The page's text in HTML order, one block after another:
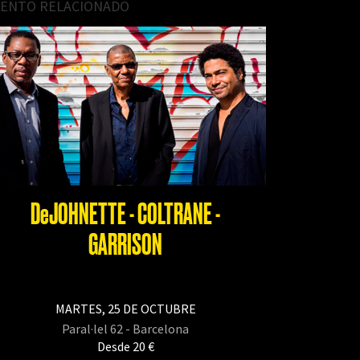
RELACIONADO
DeJOHNETTE - COLTRANE -
GARRISON
MARTES, 25 DE OCTUBRE
Paral·lel 62 - Barcelona
Desde 20 €